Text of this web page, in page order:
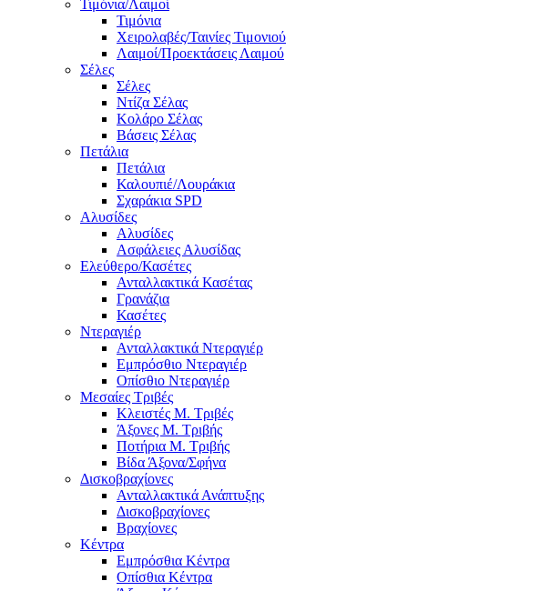
Τιμόνια/Λαιμοί
Τιμόνια
Χειρολαβές/Ταινίες Τιμονιού
Λαιμοί/Προεκτάσεις Λαιμού
Σέλες
Σέλες
Ντίζα Σέλας
Κολάρο Σέλας
Βάσεις Σέλας
Πετάλια
Πετάλια
Καλουπιέ/Λουράκια
Σχαράκια SPD
Αλυσίδες
Αλυσίδες
Ασφάλειες Αλυσίδας
Ελεύθερο/Κασέτες
Ανταλλακτικά Κασέτας
Γρανάζια
Κασέτες
Ντεραγιέρ
Ανταλλακτικά Ντεραγιέρ
Εμπρόσθιο Ντεραγιέρ
Οπίσθιο Ντεραγιέρ
Μεσαίες Τριβές
Κλειστές Μ. Τριβές
Άξονες Μ. Τριβής
Ποτήρια Μ. Τριβής
Βίδα Άξονα/Σφήνα
Δισκοβραχίονες
Ανταλλακτικά Ανάπτυξης
Δισκοβραχίονες
Βραχίονες
Κέντρα
Εμπρόσθια Κέντρα
Οπίσθια Κέντρα